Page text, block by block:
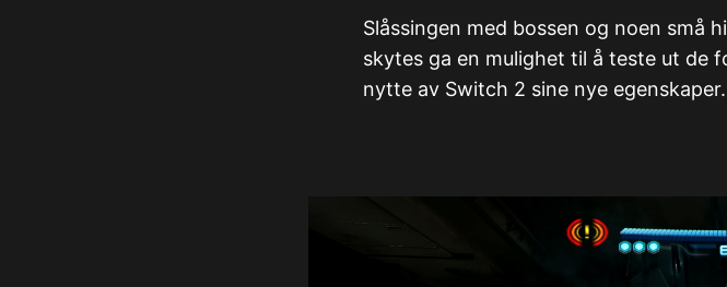
Slåssingen med bossen og noen små
skytes ga en mulighet til å teste ut de
nytte av Switch 2 sine nye egenskaper.